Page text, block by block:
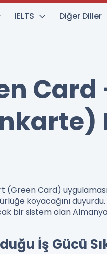
IELTS Diğer Diller
Card
(Green Card)
koyacağını
bir sistem olan
İş Gücü